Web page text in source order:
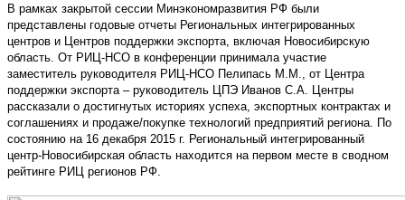
В рамках закрытой сессии Минэкономразвития РФ были
представлены годовые отчеты Региональных интегрированных
центров и Центров поддержки экспорта, включая Новосибирскую
область. От РИЦ-НСО в конференции принимала участие
заместитель руководителя РИЦ-НСО Пелипась М.М., от Центра
поддержки экспорта – руководитель ЦПЭ Иванов С.А. Центры
рассказали о достигнутых историях успеха, экспортных контрактах и
соглашениях и продаже/покупке технологий предприятий региона. По
состоянию на 16 декабря 2015 г. Региональный интегрированный
центр-Новосибирская область находится на первом месте в сводном
рейтинге РИЦ регионов РФ.